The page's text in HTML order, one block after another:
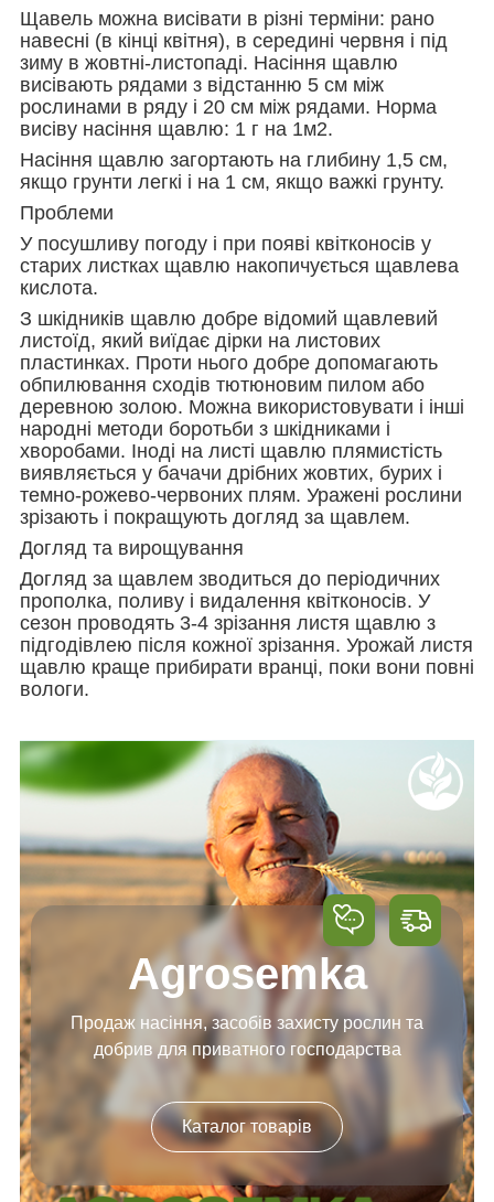
Щавель можна висівати в різні терміни: рано
навесні (в кінці квітня), в середині червня і під
зиму в жовтні-листопаді. Насіння щавлю
висівають рядами з відстанню 5 см між
рослинами в ряду і 20 см між рядами. Норма
висіву насіння щавлю: 1 г на 1м2.
Насіння щавлю загортають на глибину 1,5 см,
якщо грунти легкі і на 1 см, якщо важкі грунту.
Проблеми
У посушливу погоду і при появі квітконосів у
старих листках щавлю накопичується щавлева
кислота.
З шкідників щавлю добре відомий щавлевий
листоїд, який виїдає дірки на листових
пластинках. Проти нього добре допомагають
обпилювання сходів тютюновим пилом або
деревною золою. Можна використовувати і інші
народні методи боротьби з шкідниками і
хворобами. Іноді на листі щавлю плямистість
виявляється у бачачи дрібних жовтих, бурих і
темно-рожево-червоних плям. Уражені рослини
зрізають і покращують догляд за щавлем.
Догляд та вирощування
Догляд за щавлем зводиться до періодичних
прополка, поливу і видалення квітконосів. У
сезон проводять 3-4 зрізання листя щавлю з
підгодівлею після кожної зрізання. Урожай листя
щавлю краще прибирати вранці, поки вони повні
вологи.
Agrosemka
Продаж насіння, засобів захисту рослин та
добрив для приватного господарства
Каталог товарів